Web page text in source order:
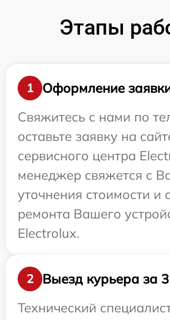
Этапы
1
Оформление
Свяжитесь с нами по
оставьте заявку на
сервисного центра
менеджер свяжется с
уточнения стоимости и
ремонта Вашего
Electrolux.
2
Выезд курьера за
Технический